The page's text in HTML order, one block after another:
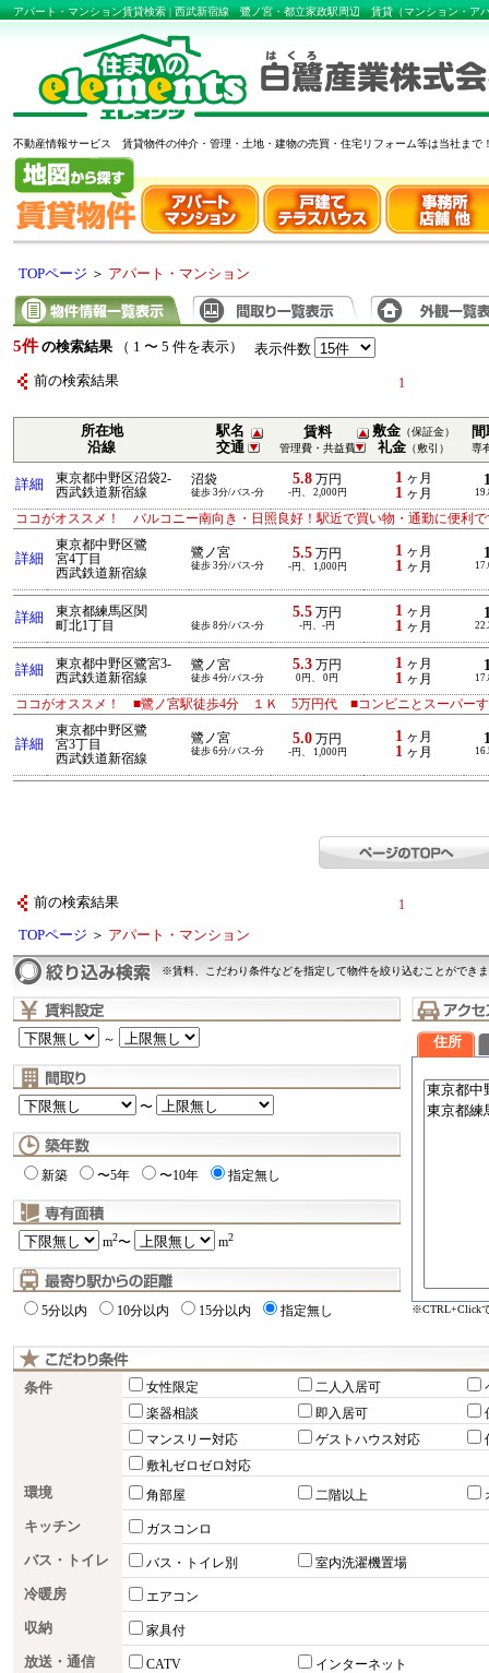
アパート・マンション賃貸検索 | 西武新宿線 鷺ノ宮・都立家政駅周辺 賃貸（マンション・ア
不動産情報サービス 賃貸物件の仲介・管理・土地・建物の売買・住宅リフォーム等は当社まで
TOPページ ＞ アパート・マンション
5件 の検索結果 （ 1 〜 5 件を表示） 表示件数
前の検索結果 1
所在地
沿線
駅名
交通
賃料
管理費・共益費
敷金 （保証金）
礼金 （敷引） 専
詳細
東京都中野区沼袋2-
西武鉄道新宿線
沼袋
徒歩 3分/バス-分
5.8 万円
-円、 2,000円
1 ヶ月
1 ヶ月
ココがオススメ！ バルコニー南向き・日照良好！駅近で買い物・通勤に便利で
詳細
東京都中野区鷺
宮4丁目
西武鉄道新宿線
鷺ノ宮
徒歩 3分/バス-分
5.5 万円
-円、 1,000円
1 ヶ月
1 ヶ月
詳細
東京都練馬区関
町北1丁目
徒歩 8分/バス-分
5.5 万円
-円、-円
1 ヶ月
1 ヶ月
詳細
東京都中野区鷺宮3-
西武鉄道新宿線
鷺ノ宮
徒歩 4分/バス-分
5.3 万円
0円、 0円
1 ヶ月
1 ヶ月
ココがオススメ！ ■鷺ノ宮駅徒歩4分 １Ｋ 5万円代 ■コンビニとスーパーす
詳細
東京都中野区鷺
宮3丁目
西武鉄道新宿線
鷺ノ宮
徒歩 6分/バス-分
5.0 万円
-円、 1,000円
1 ヶ月
1 ヶ月
前の検索結果 1
TOPページ ＞ アパート・マンション
※賃料、こだわり条件などを指定して物件を絞り込むことができ
～
〜
新築 〜5年 〜10年 指定無し
m2〜 m2
5分以内 10分以内 15分以内 指定無し
住所
※CTRL+Click
条件 女性限定 二人入居可
楽器相談
即入居可
マンスリー対応
ゲストハウス対応
敷礼ゼロゼロ対応
環境 角部屋 二階以上
キッチン ガスコンロ
バス・トイレ バス・トイレ別 室内洗濯機置場
冷暖房 エアコン
収納 家具付
放送・通信 CATV インターネット